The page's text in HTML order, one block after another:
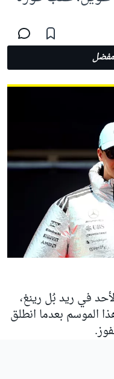
في ريد بُل رينغ،
الموسم بعدما انطلق